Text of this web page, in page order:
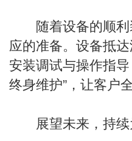
随着设备的顺利
应的准备。设备抵
安装调试与操作指
终身维护”，让客户
展望未来，持续